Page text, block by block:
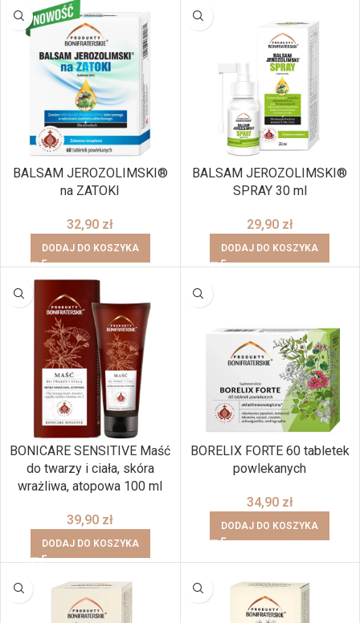
BALSAM JEROZOLIMSKI®
na ZATOKI
32,90 zł
DODAJ DO KOSZYKA
BALSAM JEROZOLIMSKI®
SPRAY 30 ml
29,90 zł
DODAJ DO KOSZYKA
BONICARE SENSITIVE Maść
do twarzy i ciała, skóra
wrażliwa, atopowa 100 ml
39,90 zł
DODAJ DO KOSZYKA
BORELIX FORTE 60 tabletek
powlekanych
34,90 zł
DODAJ DO KOSZYKA